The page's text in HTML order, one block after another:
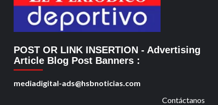
POST OR LINK INSERTION - Advertising
Article Blog Post Banners :
mediadigital-ads@hsbnoticias.com
Contáctanos